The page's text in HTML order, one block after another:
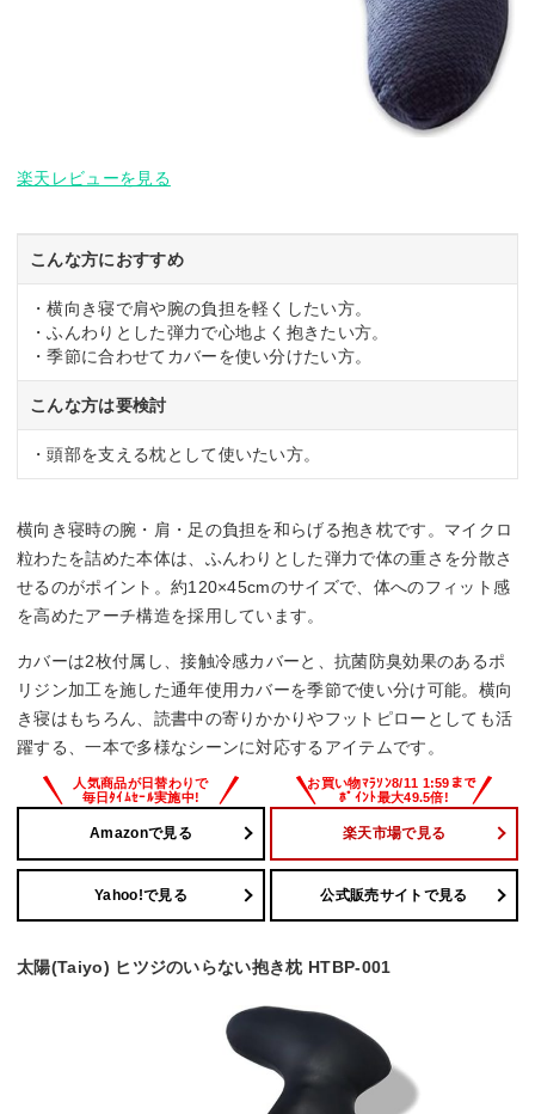
楽天レビューを見る
こんな方におすすめ
・横向き寝で肩や腕の負担を軽くしたい方。
・ふんわりとした弾力で心地よく抱きたい方。
・季節に合わせてカバーを使い分けたい方。
こんな方は要検討
・頭部を支える枕として使いたい方。
横向き寝時の腕・肩・足の負担を和らげる抱き枕です。マイクロ
粒わたを詰めた本体は、ふんわりとした弾力で体の重さを分散さ
せるのがポイント。約120×45cmのサイズで、体へのフィット感
を高めたアーチ構造を採用しています。
カバーは2枚付属し、接触冷感カバーと、抗菌防臭効果のあるポ
リジン加工を施した通年使用カバーを季節で使い分け可能。横向
き寝はもちろん、読書中の寄りかかりやフットピローとしても活
躍する、一本で多様なシーンに対応するアイテムです。
Amazonで見る 楽天市場で見る
Yahoo!で見る 公式販売サイトで見る
太陽(Taiyo) ヒツジのいらない抱き枕 HTBP-001